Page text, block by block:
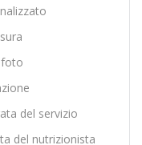
foto
del servizio
del nutrizionista